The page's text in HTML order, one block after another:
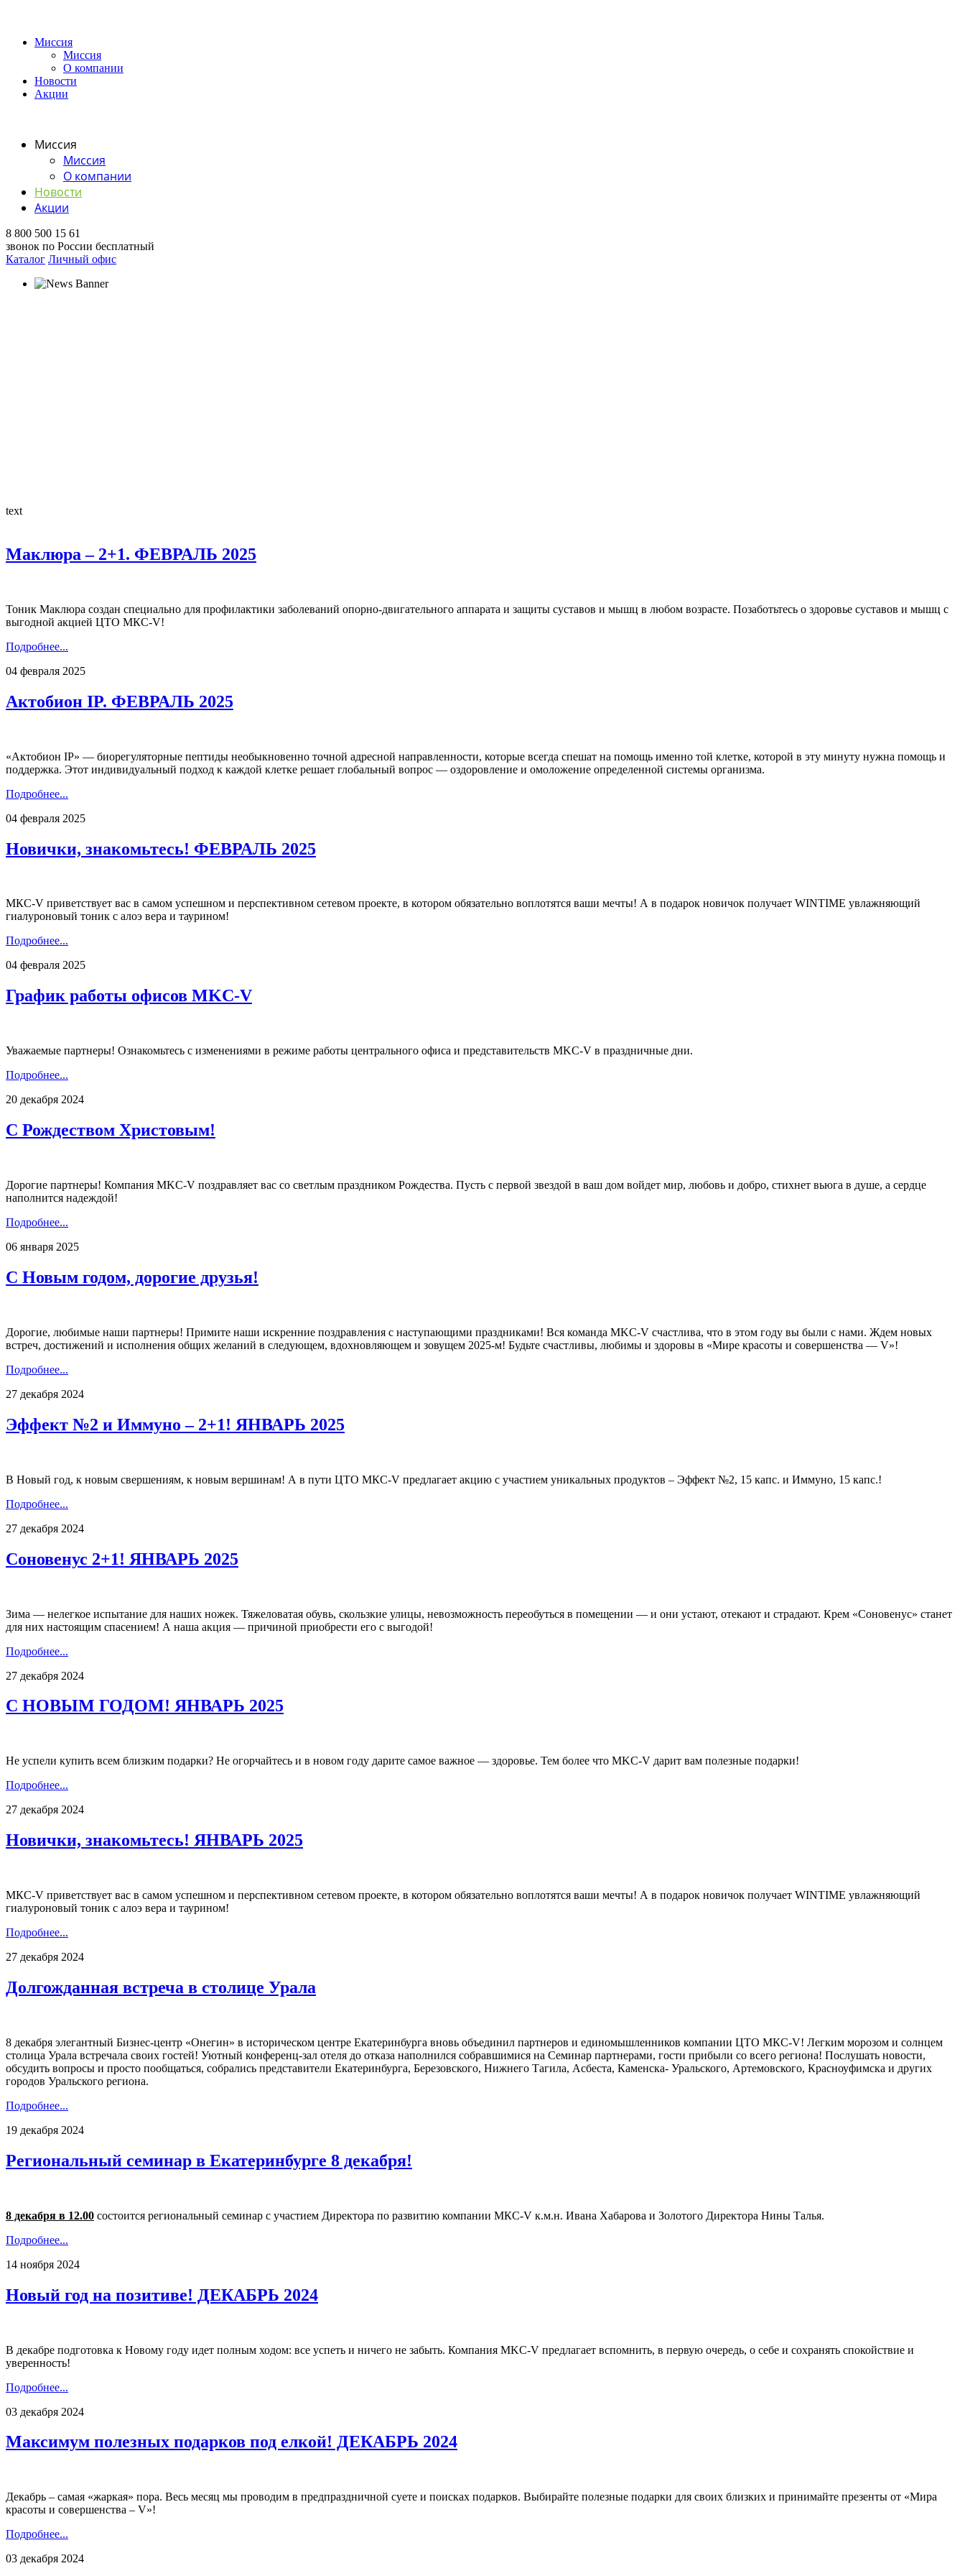
Миссия
Миссия
О компании
Новости
Акции
Миссия
Миссия
О компании
Новости
Акции
8 800 500 15 61
звонок по России бесплатный
Каталог Личный офис
text
Маклюра – 2+1. ФЕВРАЛЬ 2025
Тоник Маклюра создан специально для профилактики заболеваний опорно-двигательного аппарата и защиты суставов и мышц в любом возрасте. Позаботьтесь о здоровье суставов и мышц с
выгодной акцией ЦТО МКС-V!
Подробнее...
04 февраля 2025
Актобион IP. ФЕВРАЛЬ 2025
«Актобион IP» — биорегуляторные пептиды необыкновенно точной адресной направленности, которые всегда спешат на помощь именно той клетке, которой в эту минуту нужна помощь и
поддержка. Этот индивидуальный подход к каждой клетке решает глобальный вопрос — оздоровление и омоложение определенной системы организма.
Подробнее...
04 февраля 2025
Новички, знакомьтесь! ФЕВРАЛЬ 2025
МКС-V приветствует вас в самом успешном и перспективном сетевом проекте, в котором обязательно воплотятся ваши мечты! А в подарок новичок получает WINTIME увлажняющий
гиалуроновый тоник с алоэ вера и таурином!
Подробнее...
04 февраля 2025
График работы офисов MKC-V
Уважаемые партнеры! Ознакомьтесь с изменениями в режиме работы центрального офиса и представительств MKC-V в праздничные дни.
Подробнее...
20 декабря 2024
С Рождеством Христовым!
Дорогие партнеры! Компания MKC-V поздравляет вас со светлым праздником Рождества. Пусть с первой звездой в ваш дом войдет мир, любовь и добро, стихнет вьюга в душе, а сердце
наполнится надеждой!
Подробнее...
06 января 2025
С Новым годом, дорогие друзья!
Дорогие, любимые наши партнеры! Примите наши искренние поздравления с наступающими праздниками! Вся команда MKC-V счастлива, что в этом году вы были с нами. Ждем новых
встреч, достижений и исполнения общих желаний в следующем, вдохновляющем и зовущем 2025-м! Будьте счастливы, любимы и здоровы в «Мире красоты и совершенства — V»!
Подробнее...
27 декабря 2024
Эффект №2 и Иммуно – 2+1! ЯНВАРЬ 2025
В Новый год, к новым свершениям, к новым вершинам! А в пути ЦТО МКС-V предлагает акцию с участием уникальных продуктов – Эффект №2, 15 капс. и Иммуно, 15 капс.!
Подробнее...
27 декабря 2024
Соновенус 2+1! ЯНВАРЬ 2025
Зима — нелегкое испытание для наших ножек. Тяжеловатая обувь, скользкие улицы, невозможность переобуться в помещении — и они устают, отекают и страдают. Крем «Соновенус» станет
для них настоящим спасением! А наша акция — причиной приобрести его с выгодой!
Подробнее...
27 декабря 2024
С НОВЫМ ГОДОМ! ЯНВАРЬ 2025
Не успели купить всем близким подарки? Не огорчайтесь и в новом году дарите самое важное — здоровье. Тем более что MKC-V дарит вам полезные подарки!
Подробнее...
27 декабря 2024
Новички, знакомьтесь! ЯНВАРЬ 2025
МКС-V приветствует вас в самом успешном и перспективном сетевом проекте, в котором обязательно воплотятся ваши мечты! А в подарок новичок получает WINTIME увлажняющий
гиалуроновый тоник с алоэ вера и таурином!
Подробнее...
27 декабря 2024
Долгожданная встреча в столице Урала
8 декабря элегантный Бизнес-центр «Онегин» в историческом центре Екатеринбурга вновь объединил партнеров и единомышленников компании ЦТО МКС-V! Легким морозом и солнцем
столица Урала встречала своих гостей! Уютный конференц-зал отеля до отказа наполнился собравшимися на Семинар партнерами, гости прибыли со всего региона! Послушать новости,
обсудить вопросы и просто пообщаться, собрались представители Екатеринбурга, Березовского, Нижнего Тагила, Асбеста, Каменска- Уральского, Артемовского, Красноуфимска и других
городов Уральского региона.
Подробнее...
19 декабря 2024
Региональный семинар в Екатеринбурге 8 декабря!
8 декабря в 12.00 состоится региональный семинар с участием Директора по развитию компании МКС-V к.м.н. Ивана Хабарова и Золотого Директора Нины Талья.
Подробнее...
14 ноября 2024
Новый год на позитиве! ДЕКАБРЬ 2024
В декабре подготовка к Новому году идет полным ходом: все успеть и ничего не забыть. Компания MKC-V предлагает вспомнить, в первую очередь, о себе и сохранять спокойствие и
уверенность!
Подробнее...
03 декабря 2024
Максимум полезных подарков под елкой! ДЕКАБРЬ 2024
Декабрь – самая «жаркая» пора. Весь месяц мы проводим в предпраздничной суете и поисках подарков. Выбирайте полезные подарки для своих близких и принимайте презенты от «Мира
красоты и совершенства – V»!
Подробнее...
03 декабря 2024